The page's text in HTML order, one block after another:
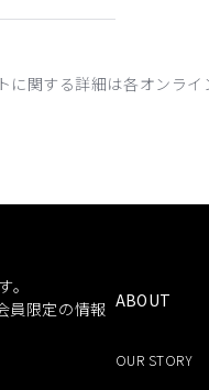
に関する詳細は各オンラ
員限定の情報 ABOUT
OUR STORY